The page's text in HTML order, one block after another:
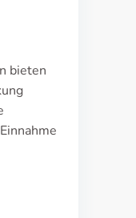
bieten